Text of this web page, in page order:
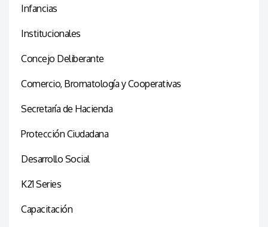
Infancias
Institucionales
Concejo Deliberante
Comercio, Bromatología y Cooperativas
Secretaría de Hacienda
Protección Ciudadana
Desarrollo Social
K21 Series
Capacitación